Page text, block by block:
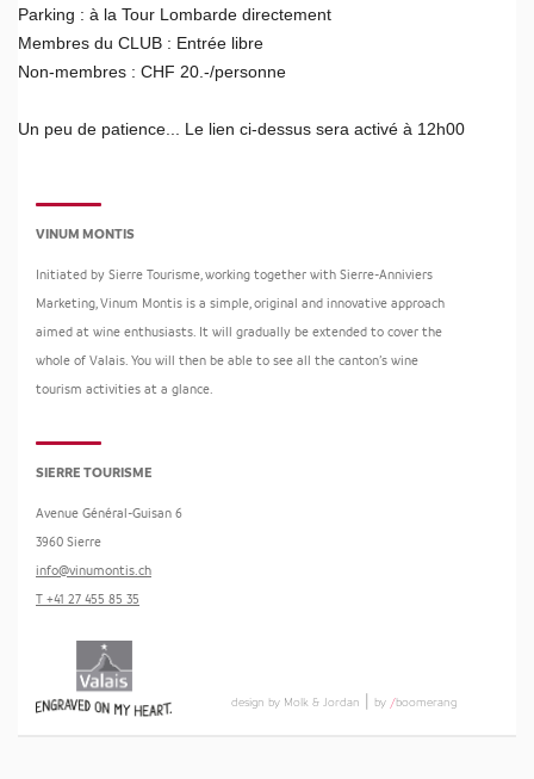
Parking : à la Tour Lombarde directement
Membres du CLUB : Entrée libre
Non-membres : CHF 20.-/personne
Un peu de patience... Le lien ci-dessus sera activé à 12h00
VINUM MONTIS
Initiated by Sierre Tourisme, working together with Sierre-Anniviers
Marketing, Vinum Montis is a simple, original and innovative approach
aimed at wine enthusiasts. It will gradually be extended to cover the
whole of Valais. You will then be able to see all the canton’s wine
tourism activities at a glance.
SIERRE TOURISME
Avenue Général-Guisan 6
3960 Sierre
info@vinumontis.ch
T +41 27 455 85 35
design by Molk & Jordan by /boomerang